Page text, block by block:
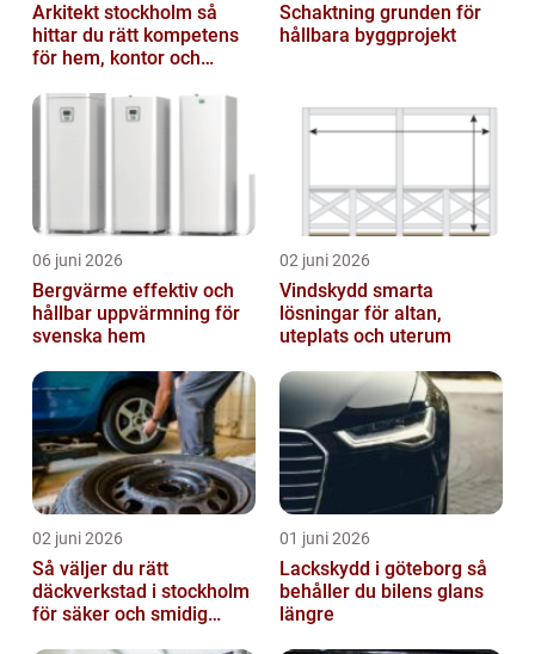
Arkitekt stockholm så
hittar du rätt kompetens
för hem, kontor och
Schaktning grunden för
hållbara byggprojekt
06 juni 2026
Bergvärme effektiv och
hållbar uppvärmning för
svenska hem
02 juni 2026
Vindskydd smarta
lösningar för altan,
uteplats och uterum
02 juni 2026
Så väljer du rätt
däckverkstad i stockholm
för säker och smidig
01 juni 2026
Lackskydd i göteborg så
behåller du bilens glans
längre